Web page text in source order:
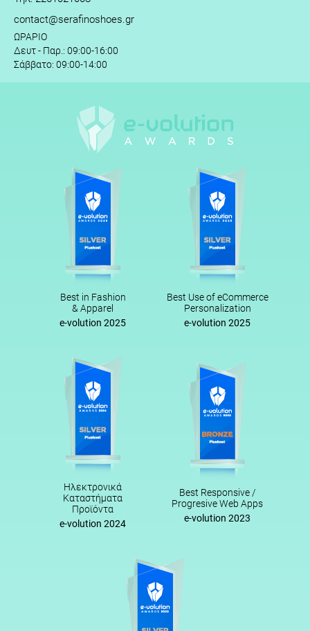
contact@serafinoshoes.gr
ΩΡΑΡΙΟ
Δευτ - Παρ.: 09:00-16:00
Σάββατο: 09:00-14:00
Best in Fashion
& Apparel
e-volution 2025
Best Use of eCommerce
Personalization
e-volution 2025
Ηλεκτρονικά
Καταστήματα
Προϊόντα
e-volution 2024
Best Responsive /
Progresive Web Apps
e-volution 2023